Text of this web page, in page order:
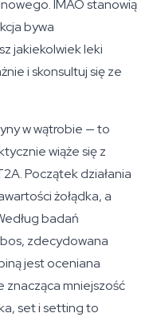
IMAO stanowią
bywa
jakiekolwiek leki
i skonsultuj się ze
w wątrobie — to
wiąże się z
Początek działania
żołądka, a
badań
zdecydowana
jest oceniana
znacząca mniejszość
set i setting to